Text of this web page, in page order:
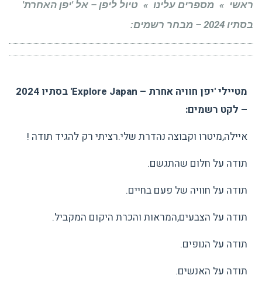
ראשי » מספרים עלינו » טיול ליפן – אל 'יפן האחרת'
בסתיו 2024 – מבחר רשמים:
מטיילי 'יפן חוויה אחרת – Explore Japan' בסתיו 2024
– לקט רשמים:
איילה,מיטרו וקבוצה נהדרת שלי.רציתי רק להגיד תודה !
תודה על חלום שהתגשם.
תודה על חוויה של פעם בחיים.
תודה על הצבעים,המראות והכרת היקום המקביל.
תודה על הנופים.
תודה על האנשים.